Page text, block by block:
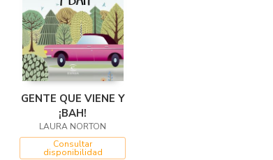
GENTE QUE VIENE Y
¡BAH!
LAURA NORTON
Consultar
disponibilidad